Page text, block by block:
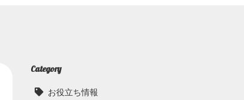
Category
お役立ち情報